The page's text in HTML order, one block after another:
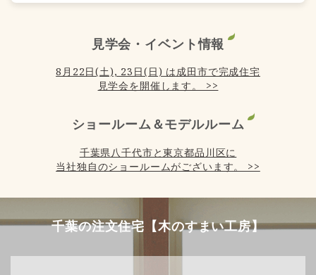
見学会・イベント情報
8月22日(土), 23日(日) は成田市で完成住宅
見学会を開催します。 >>
ショールーム＆モデルルーム
千葉県八千代市と東京都品川区に
当社独自のショールームがございます。 >>
千葉の注文住宅【木のすまい工房】